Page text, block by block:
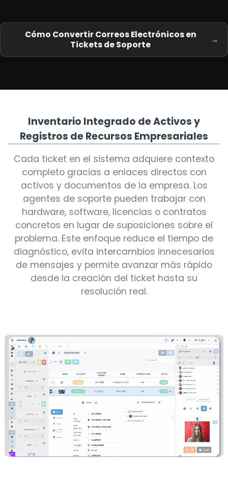
Cómo Convertir Correos Electrónicos en
Tickets de Soporte
Inventario Integrado de Activos y
Registros de Recursos Empresariales
Cada ticket en el sistema adquiere contexto
completo gracias a enlaces directos con
activos y documentos de la empresa. Los
agentes de soporte pueden trabajar con
hardware, software, licencias o contratos
concretos en lugar de suposiciones sobre el
problema. Este enfoque reduce el tiempo de
diagnóstico, evita intercambios innecesarios
de mensajes y permite avanzar más rápido
desde la creación del ticket hasta su
resolución real.